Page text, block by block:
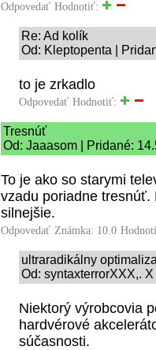
Odpovedať Hodnotiť:
Re: Ad kolík
Od: Kleptopenta |
to je zrkadlo
Odpovedať Hodnotiť:
Tresnúť
Od: Jaaasom | Pridané:
To je ako so starymi
vzadu poriadne
silnejšie.
Odpovedať Známka: 10.0
ultraradikálny
Od: syntaxterrorXXX,.
Niektorý výrobcovia
hardvérové
súčasnosti.